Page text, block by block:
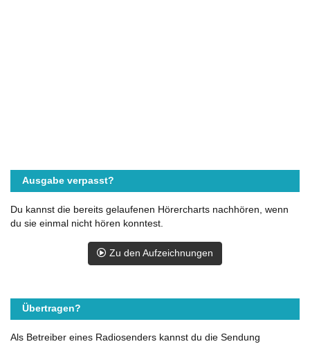
Ausgabe verpasst?
Du kannst die bereits gelaufenen Hörercharts nachhören, wenn
du sie einmal nicht hören konntest.
Zu den Aufzeichnungen
Übertragen?
Als Betreiber eines Radiosenders kannst du die Sendung